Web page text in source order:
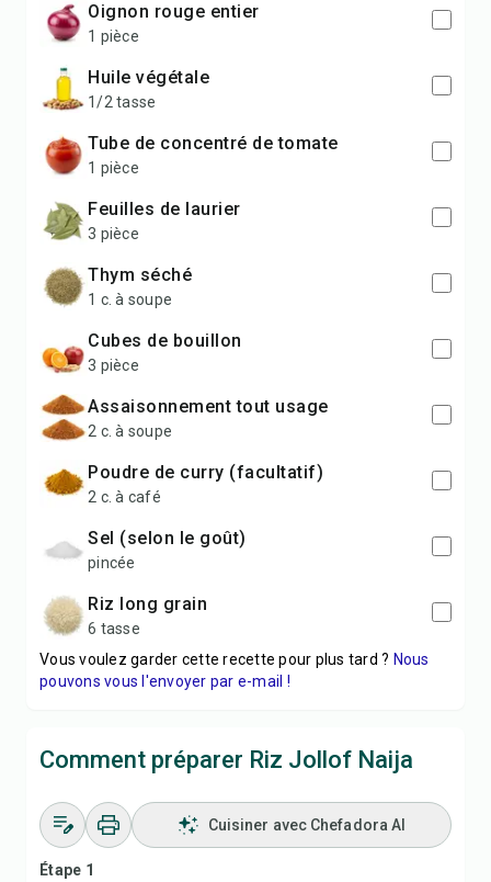
oignon rouge entier
1 pièce
huile végétale
1/2 tasse
tube de concentré de tomate
1 pièce
feuilles de laurier
3 pièce
thym séché
1 c. à soupe
cubes de bouillon
3 pièce
assaisonnement tout usage
2 c. à soupe
poudre de curry (facultatif)
2 c. à café
sel (selon le goût)
pincée
riz long grain
6 tasse
Vous voulez garder cette recette pour plus tard ? Nous
pouvons vous l'envoyer par e-mail !
Comment préparer Riz Jollof Naija
Cuisiner avec Chefadora AI
Étape 1